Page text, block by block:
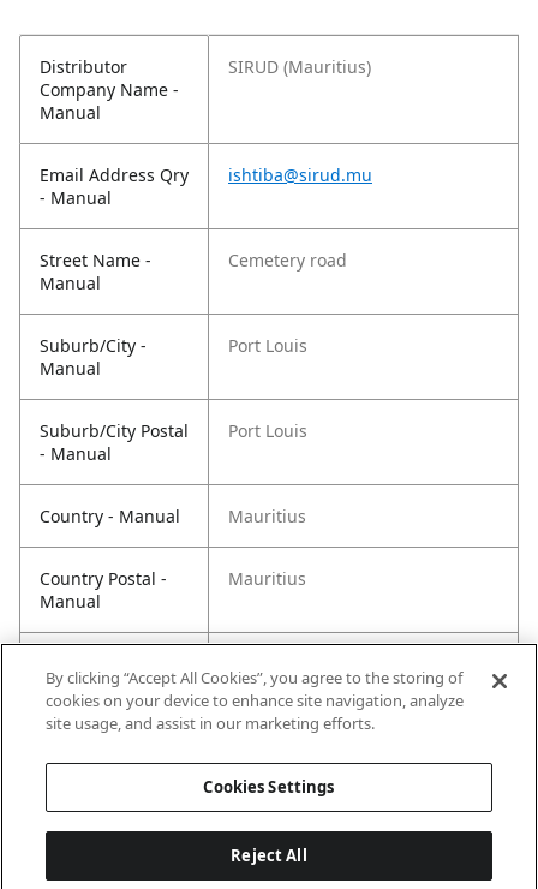
Distributor
Company Name -
Manual
SIRUD (Mauritius)
Email Address Qry
- Manual
ishtiba@sirud.mu
Street Name -
Manual
Cemetery road
Suburb/City -
Manual
Port Louis
Suburb/City Postal
- Manual
Port Louis
Country - Manual Mauritius
Country Postal -
Manual
Mauritius
Manual
Director SIRUD
By clicking “Accept All Cookies”, you agree to the storing of
cookies on your device to enhance site navigation, analyze
site usage, and assist in our marketing efforts.
Cookies Settings
Reject All